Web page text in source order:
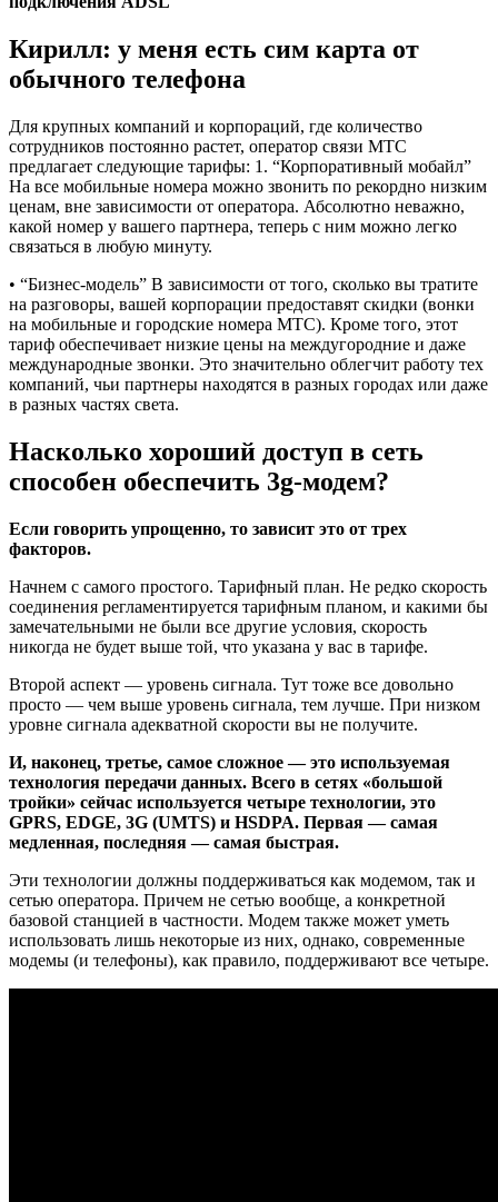
Кирилл: у меня есть сим карта от
обычного телефона
Для крупных компаний и корпораций, где количество
сотрудников постоянно растет, оператор связи МТС
предлагает следующие тарифы: 1. “Корпоративный мобайл”
На все мобильные номера можно звонить по рекордно низким
ценам, вне зависимости от оператора. Абсолютно неважно,
какой номер у вашего партнера, теперь с ним можно легко
связаться в любую минуту.
• “Бизнес-модель” В зависимости от того, сколько вы тратите
на разговоры, вашей корпорации предоставят скидки (вонки
на мобильные и городские номера МТС). Кроме того, этот
тариф обеспечивает низкие цены на междугородние и даже
международные звонки. Это значительно облегчит работу тех
компаний, чьи партнеры находятся в разных городах или даже
в разных частях света.
Насколько хороший доступ в сеть
способен обеспечить 3g-модем?
Если говорить упрощенно, то зависит это от трех
факторов.
Начнем с самого простого. Тарифный план. Не редко скорость
соединения регламентируется тарифным планом, и какими бы
замечательными не были все другие условия, скорость
никогда не будет выше той, что указана у вас в тарифе.
Второй аспект — уровень сигнала. Тут тоже все довольно
просто — чем выше уровень сигнала, тем лучше. При низком
уровне сигнала адекватной скорости вы не получите.
И, наконец, третье, самое сложное — это используемая
технология передачи данных. Всего в сетях «большой
тройки» сейчас используется четыре технологии, это
GPRS, EDGE, 3G (UMTS) и HSDPA. Первая — самая
медленная, последняя — самая быстрая.
Эти технологии должны поддерживаться как модемом, так и
сетью оператора. Причем не сетью вообще, а конкретной
базовой станцией в частности. Модем также может уметь
использовать лишь некоторые из них, однако, современные
модемы (и телефоны), как правило, поддерживают все четыре.